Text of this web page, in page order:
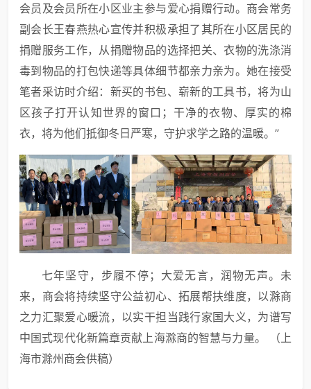
会员及会员所在小区业主参与爱心捐赠行动。商会常务
副会长王春燕热心宣传并积极承担了其所在小区居民的
捐赠服务工作，从捐赠物品的选择把关、衣物的洗涤消
毒到物品的打包快递等具体细节都亲力亲为。她在接受
笔者采访时介绍：新买的书包、崭新的工具书，将为山
区孩子打开认知世界的窗口；干净的衣物、厚实的棉
衣，将为他们抵御冬日严寒，守护求学之路的温暖。”
七年坚守，步履不停；大爱无言，润物无声。未
来，商会将持续坚守公益初心、拓展帮扶维度，以滁商
之力汇聚爱心暖流，以实干担当践行家国大义，为谱写
中国式现代化新篇章贡献上海滁商的智慧与力量。 （上
海市滁州商会供稿）